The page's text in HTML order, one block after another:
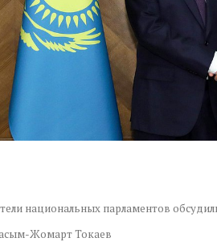
национальных парламентов
Жомарт Токаев